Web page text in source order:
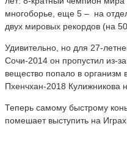
многоборье, еще 5 – на
двух мировых рекордов (на
Удивительно, но для 27-
Сочи-2014 он пропустил из-
вещество попало в организм
Пхенчхан-2018 Кулижникова
Теперь самому быстрому
помешает выступить на Играх.